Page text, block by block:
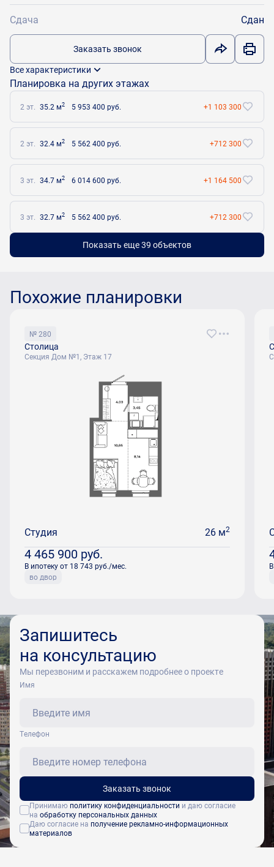
Сдача Сдан
Заказать звонок
Все характеристики
Планировка на других этажах
2 эт. 35.2 м2 5 953 400 руб. +1 103 300
2 эт. 32.4 м2 5 562 400 руб. +712 300
3 эт. 34.7 м2 6 014 600 руб. +1 164 500
3 эт. 32.7 м2 5 562 400 руб. +712 300
Показать еще 39 объектов
Похожие планировки
№ 280
Столица
Секция Дом №1, Этаж 17
Студия 26 м2
4 465 900 руб.
В ипотеку от 18 743 руб./мес.
во двор
Запишитесь
на консультацию
Мы перезвоним и расскажем подробнее о проекте
Имя
Tелефон
Заказать звонок
Принимаю политику конфиденциальности и даю согласие
на обработку персональных данных
Даю согласие на получение рекламно-информационных
материалов